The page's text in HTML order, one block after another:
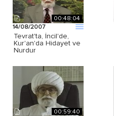
00:48:04
14/08/2007
Tevrat'ta, İncil'de,
Kur'an'da Hidayet ve
Nurdur
00:59:40